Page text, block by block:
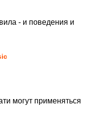
- и поведения и
могут применяться